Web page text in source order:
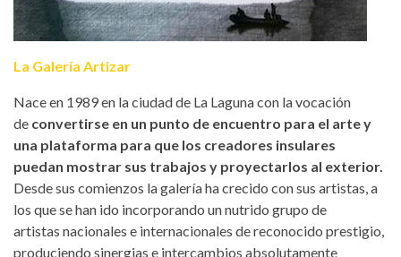
La Galería Artizar
Nace en 1989 en la ciudad de La Laguna con la vocación
de convertirse en un punto de encuentro para el arte y
una plataforma para que los creadores insulares
puedan mostrar sus trabajos y proyectarlos al exterior.
Desde sus comienzos la galería ha crecido con sus artistas, a
los que se han ido incorporando un nutrido grupo de
artistas nacionales e internacionales de reconocido prestigio,
produciendo sinergias e intercambios absolutamente